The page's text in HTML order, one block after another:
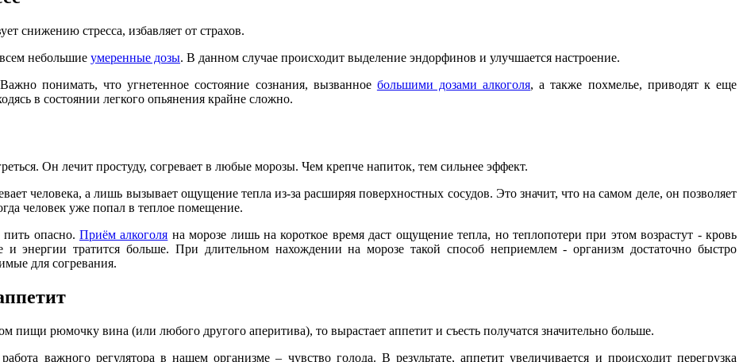
снижению стресса, избавляет от страхов.
небольшие умеренные дозы. В данном случае происходит выделение эндорфинов и улучшается настроение.
понимать, что угнетенное состояние сознания, вызванное большими дозами алкоголя, а также похмелье, приводят к еще
в состоянии легкого опьянения крайне сложно.
Он лечит простуду, согревает в любые морозы. Чем крепче напиток, тем сильнее эффект.
человека, а лишь вызывает ощущение тепла из-за расширяя поверхностных сосудов. Это значит, что на самом деле, он позволяет
человек уже попал в теплое помещение.
опасно. Приём алкоголя на морозе лишь на короткое время даст ощущение тепла, но теплопотери при этом возрастут - кровь
и энергии тратится больше. При длительном нахождении на морозе такой способ неприемлем - организм достаточно быстро
для согревания.
рюмочку вина (или любого другого аперитива), то вырастает аппетит и съесть получатся значительно больше.
работа важного регулятора в нашем организме – чувство голода. В результате, аппетит увеличивается и происходит перегрузка